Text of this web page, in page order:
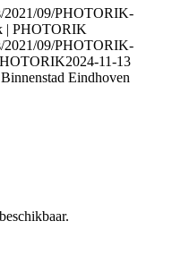
2021/09/PHOTORIK-
| PHOTORIK
2021/09/PHOTORIK-
2024-11-13
Eindhoven